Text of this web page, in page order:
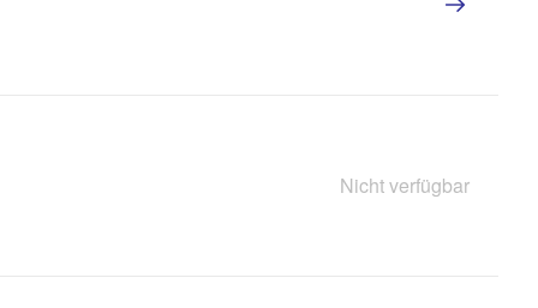
Nicht verfügbar